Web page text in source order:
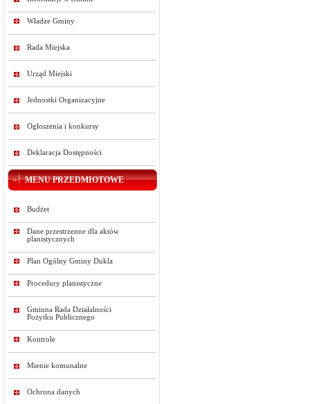
Władze Gminy
Rada Miejska
Urząd Miejski
Jednostki Organizacyjne
Ogłoszenia i konkursy
Deklaracja Dostępności
MENU PRZEDMIOTOWE
Budżet
Dane przestrzenne dla aktów
planistycznych
Plan Ogólny Gminy Dukla
Procedury planistyczne
Gminna Rada Działalności
Pożytku Publicznego
Kontrole
Mienie komunalne
Ochrona danych